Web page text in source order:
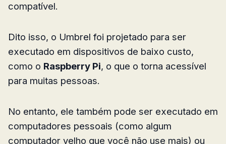
compatível.
Dito isso, o Umbrel foi projetado para ser
executado em dispositivos de baixo custo,
como o Raspberry Pi, o que o torna acessível
para muitas pessoas.
No entanto, ele também pode ser executado em
computadores pessoais (como algum
computador velho que você não use mais) ou